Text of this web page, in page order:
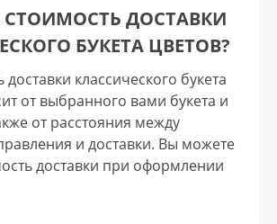
СТОИМОСТЬ ДОСТАВКИ
БУКЕТА ЦВЕТОВ?
классического букета
от выбранного вами букета и
от расстояния между
и доставки. Вы можете
доставки при оформлении